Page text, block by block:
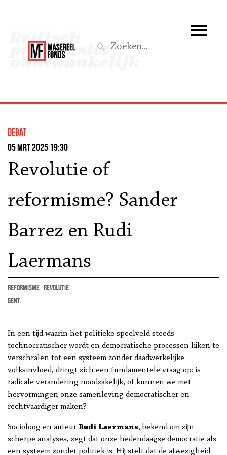
Wat we doen
Aktief
debat
05 mrt 2025 19:30
Revolutie of
reformisme? Sander
Barrez en Rudi
Laermans
reformisme revolutie
Gent
In een tijd waarin het politieke speelveld steeds
technocratischer wordt en democratische processen lijken te
verschralen tot een systeem zonder daadwerkelijke
volksinvloed, dringt zich een fundamentele vraag op: is
radicale verandering noodzakelijk, of kunnen we met
hervormingen onze samenleving democratischer en
rechtvaardiger maken?
Socioloog en auteur Rudi Laermans, bekend om zijn
scherpe analyses, zegt dat onze hedendaagse democratie als
een systeem zonder politiek is. Hij stelt dat de afwezigheid